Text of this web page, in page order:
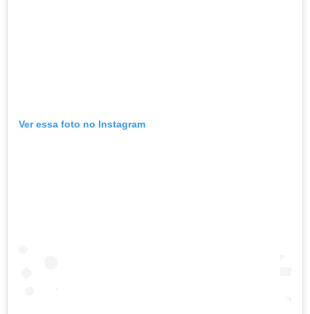
Ver essa foto no Instagram